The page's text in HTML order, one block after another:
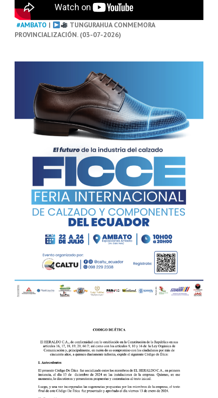
#AMBATO |
TUNGURAHUA CONMEMORA
PROVINCIALIZACIÓN. (03-07-2026)